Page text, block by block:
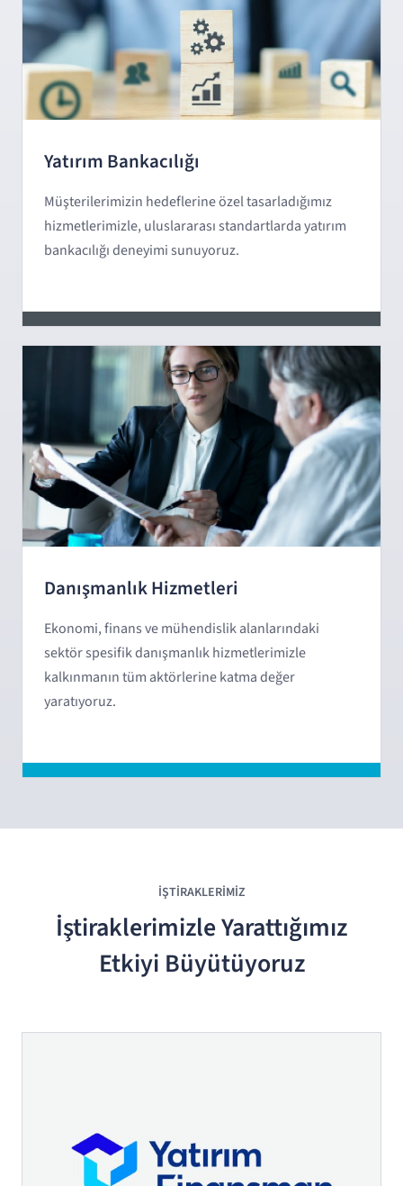
Yatırım Bankacılığı
Müşterilerimizin hedeflerine özel tasarladığımız
hizmetlerimizle, uluslararası standartlarda yatırım
bankacılığı deneyimi sunuyoruz.
Danışmanlık Hizmetleri
Ekonomi, finans ve mühendislik alanlarındaki
sektör spesifik danışmanlık hizmetlerimizle
kalkınmanın tüm aktörlerine katma değer
yaratıyoruz.
İŞTIRAKLERIMIZ
İştiraklerimizle Yarattığımız
Etkiyi Büyütüyoruz